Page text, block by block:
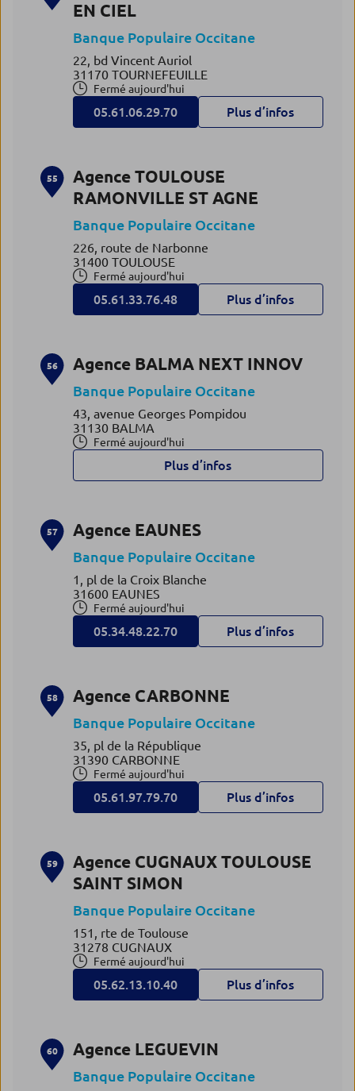
EN CIEL
Banque Populaire Occitane
22, bd Vincent Auriol
31170 TOURNEFEUILLE
Fermé aujourd'hui
05.61.06.29.70 Plus d’infos
55
Agence TOULOUSE
RAMONVILLE ST AGNE
Banque Populaire Occitane
226, route de Narbonne
31400 TOULOUSE
Fermé aujourd'hui
05.61.33.76.48 Plus d’infos
56 Agence BALMA NEXT INNOV
Banque Populaire Occitane
43, avenue Georges Pompidou
31130 BALMA
Fermé aujourd'hui
Plus d’infos
57 Agence EAUNES
Banque Populaire Occitane
1, pl de la Croix Blanche
31600 EAUNES
Fermé aujourd'hui
05.34.48.22.70 Plus d’infos
58 Agence CARBONNE
Banque Populaire Occitane
35, pl de la République
31390 CARBONNE
Fermé aujourd'hui
05.61.97.79.70 Plus d’infos
59
Agence CUGNAUX TOULOUSE
SAINT SIMON
Banque Populaire Occitane
151, rte de Toulouse
31278 CUGNAUX
Fermé aujourd'hui
05.62.13.10.40 Plus d’infos
60 Agence LEGUEVIN
Banque Populaire Occitane